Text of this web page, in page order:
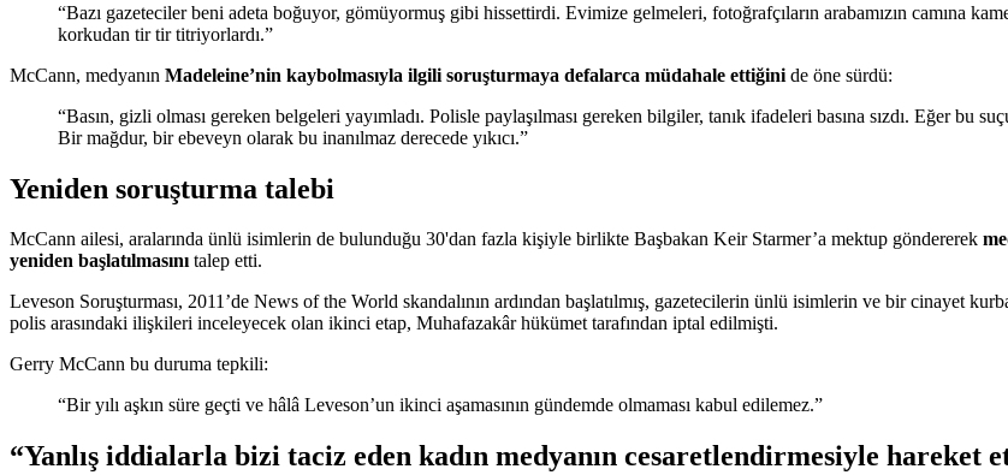
“Bazı gazeteciler beni adeta boğuyor, gömüyormuş gibi hissettirdi. Evimize gelmeleri, fotoğrafçıların arabamızın camına
korkudan tir tir titriyorlardı.”
McCann, medyanın Madeleine’nin kaybolmasıyla ilgili soruşturmaya defalarca müdahale ettiğini de öne sürdü:
“Basın, gizli olması gereken belgeleri yayımladı. Polisle paylaşılması gereken bilgiler, tanık ifadeleri basına sızdı. Eğer bu
Bir mağdur, bir ebeveyn olarak bu inanılmaz derecede yıkıcı.”
Yeniden soruşturma talebi
McCann ailesi, aralarında ünlü isimlerin de bulunduğu 30'dan fazla kişiyle birlikte Başbakan Keir Starmer’a mektup göndererek
yeniden başlatılmasınıtalep etti.
Leveson Soruşturması, 2011’de News of the World skandalının ardından başlatılmış, gazetecilerin ünlü isimlerin ve bir cinayet
polis arasındaki ilişkileri inceleyecek olan ikinci etap, Muhafazakâr hükümet tarafından iptal edilmişti.
Gerry McCann bu duruma tepkili:
“Bir yılı aşkın süre geçti ve hâlâ Leveson’un ikinci aşamasının gündemde olmaması kabul edilemez.”
“Yanlış iddialarla bizi taciz eden kadın medyanın cesaretlendirmesiyle hareket